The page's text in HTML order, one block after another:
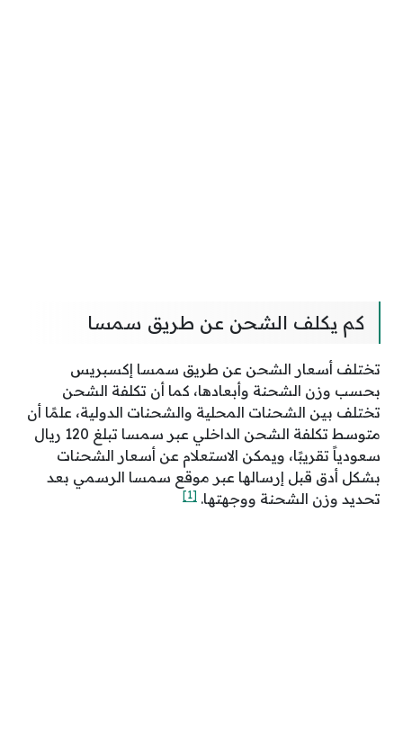
كم يكلف الشحن عن طريق سمسا
تختلف أسعار الشحن عن طريق سمسا إكسبريس
بحسب وزن الشحنة وأبعادها، كما أن تكلفة الشحن
تختلف بين الشحنات المحلية والشحنات الدولية، علمًا أن
متوسط تكلفة الشحن الداخلي عبر سمسا تبلغ 120 ريال
سعودياً تقريبًا، ويمكن الاستعلام عن أسعار الشحنات
بشكل أدق قبل إرسالها عبر موقع سمسا الرسمي بعد
تحديد وزن الشحنة ووجهتها. [1]